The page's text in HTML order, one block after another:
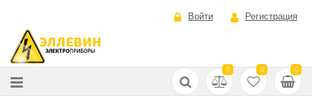
Войти Регистрация
0 0 0